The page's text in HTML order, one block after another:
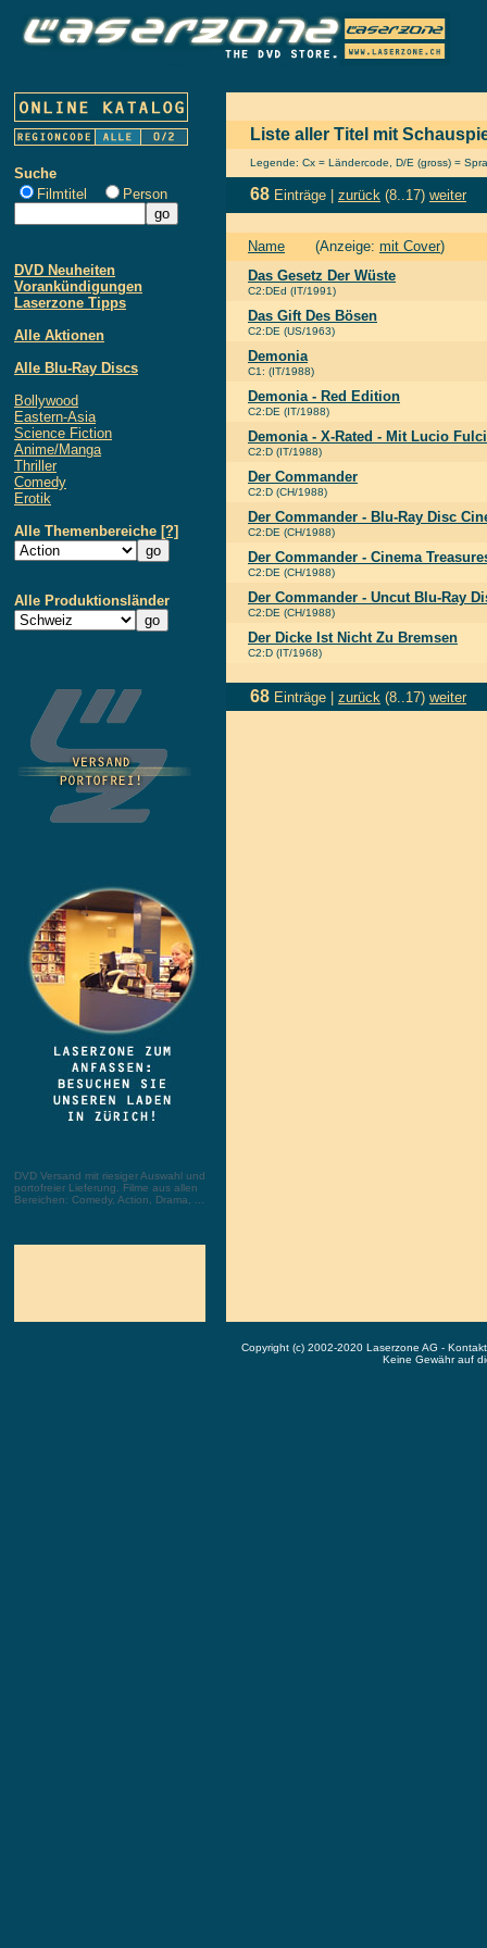
Suche
Filmtitel
Person
DVD Neuheiten
Vorankündigungen
Laserzone Tipps
Alle Aktionen
Alle Blu-Ray Discs
Bollywood
Eastern-Asia
Science Fiction
Anime/Manga
Thriller
Comedy
Erotik
Alle Themenbereiche [?]
Alle Produktionsländer
DVD Versand mit riesiger Auswahl und
portofreier Lieferung. Filme aus allen
Bereichen: Comedy, Action, Drama, ...
Liste aller Titel mit
Legende: Cx = Ländercode, D/E (gross) =
68 Einträge | zurück (8..17) weiter
Name (Anzeige: mit Cover)
Das Gesetz Der Wüste
C2:DEd (IT/1991)
Das Gift Des Bösen
C2:DE (US/1963)
Demonia
C1: (IT/1988)
Demonia - Red Edition
C2:DE (IT/1988)
Demonia - X-Rated - Mit Lucio
C2:D (IT/1988)
Der Commander
C2:D (CH/1988)
Der Commander - Blu-Ray Disc
C2:DE (CH/1988)
Der Commander - Cinema
C2:DE (CH/1988)
Der Commander - Uncut Blu-Ray
C2:DE (CH/1988)
Der Dicke Ist Nicht Zu Bremsen
C2:D (IT/1968)
68 Einträge | zurück (8..17) weiter
Copyright (c) 2002-2020 Laserzone AG -
Keine Gewähr auf